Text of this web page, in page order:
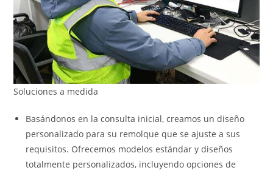
Soluciones a medida
Basándonos en la consulta inicial, creamos un diseño
personalizado para su remolque que se ajuste a sus
requisitos. Ofrecemos modelos estándar y diseños
totalmente personalizados, incluyendo opciones de